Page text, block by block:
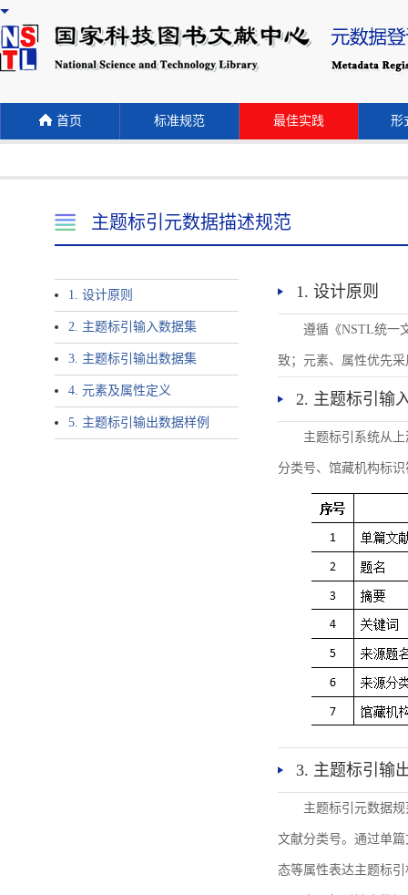
首页 标准规范 最佳实践 形
主题标引元数据描述规范
1. 设计原则
2. 主题标引输入数据集
3. 主题标引输出数据集
4. 元素及属性定义
5. 主题标引输出数据样例
1. 设计原则
遵循《NSTL统一
致；元素、属性优先
2. 主题标引输
主题标引系统从
分类号、馆藏机构标
3. 主题标引输
主题标引元数据
文献分类号。通过单
态等属性表达主题标